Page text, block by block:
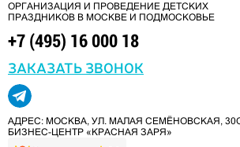
ОРГАНИЗАЦИЯ И ПРОВЕДЕНИЕ ДЕТСКИХ
ПРАЗДНИКОВ В МОСКВЕ И ПОДМОСКОВЬЕ
+7 (495) 16 000 18
ЗАКАЗАТЬ ЗВОНОК
АДРЕС: МОСКВА, УЛ. МАЛАЯ СЕМЁНОВСКАЯ,
БИЗНЕС-ЦЕНТР «КРАСНАЯ ЗАРЯ»